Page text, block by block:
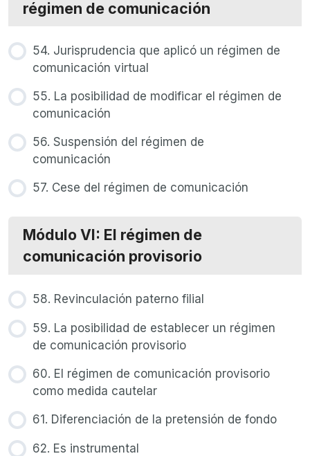
régimen de comunicación
54. Jurisprudencia que aplicó un régimen de
comunicación virtual
55. La posibilidad de modificar el régimen de
comunicación
56. Suspensión del régimen de
comunicación
57. Cese del régimen de comunicación
Módulo VI: El régimen de
comunicación provisorio
58. Revinculación paterno filial
59. La posibilidad de establecer un régimen
de comunicación provisorio
60. El régimen de comunicación provisorio
como medida cautelar
61. Diferenciación de la pretensión de fondo
62. Es instrumental